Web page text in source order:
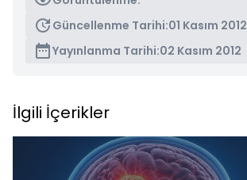
Güncellenme Tarihi:01 Kasım 2012
Yayınlanma Tarihi:02 Kasım 2012
İlgili İçerikler